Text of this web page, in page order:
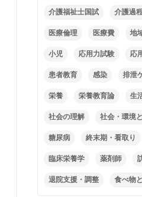
介護福祉士国試 介護過
医療倫理 医療費 地
小児 応用力試験 応
患者教育 感染 排泄
栄養 栄養教育論 生
社会の理解 社会・環境
糖尿病 終末期・看取り
臨床栄養学 薬剤師
退院支援・調整 食べ物